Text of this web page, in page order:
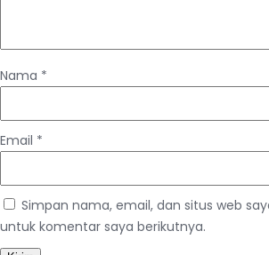
Nama *
Email *
Simpan nama, email, dan situs web
untuk komentar saya berikutnya.